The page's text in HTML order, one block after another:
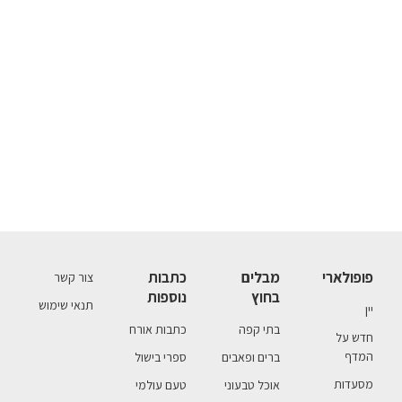
פופולארי
יין
חדש על
המדף
מסעדות
מבלים
בחוץ
בתי קפה
ברים ופאבים
אוכל טבעוני
כתבות
נוספות
כתבות אורח
ספרי בישול
טעם עולמי
צור קשר
תנאי שימוש